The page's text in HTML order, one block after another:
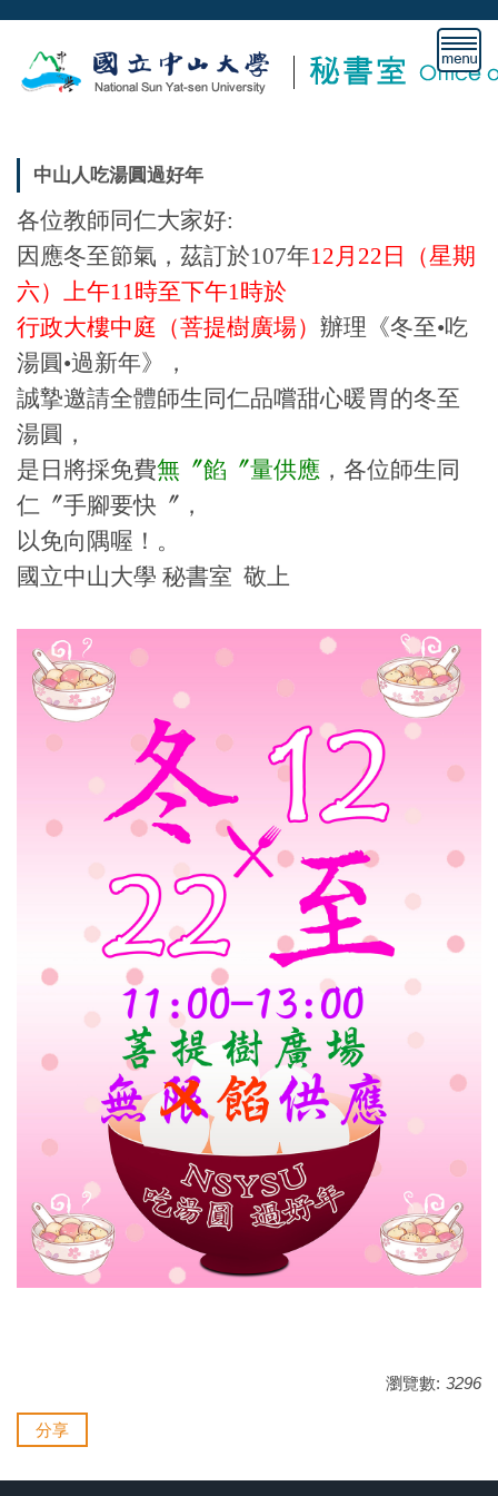
跳
要
區
中山人吃湯圓過好年
各位教師同仁大家好:
因應冬至節氣，茲訂於107年12月22日（星期
六）上午11時至下午1時於
行政大樓中庭（菩提樹廣場） 辦理《冬至•吃
湯圓•過新年》，
誠摯邀請全體師生同仁品嚐甜心暖胃的冬至
湯圓，
是日將採免費無〞餡〞量供應 ，各位師生同
仁〞手腳要快〞，
以免向隅喔！。
國立中山大學 秘書室 敬上
瀏覽數: 3296
分享